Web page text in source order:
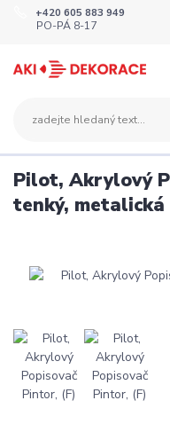
+420 605 883 949
PO-PÁ 8-17
Pilot, Akrylový
tenký, metalická